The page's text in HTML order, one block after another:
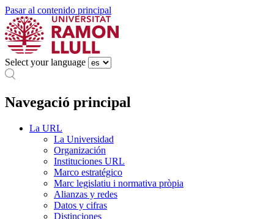
Pasar al contenido principal
Select your language
Navegació principal
La URL
La Universidad
Organización
Instituciones URL
Marco estratégico
Marc legislatiu i normativa pròpia
Alianzas y redes
Datos y cifras
Distinciones